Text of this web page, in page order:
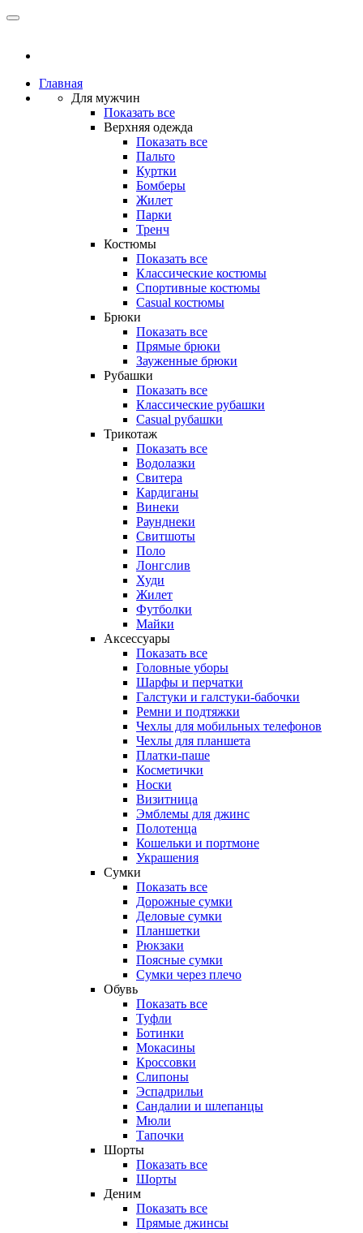
Главная
Для мужчин
Показать все
Верхняя одежда
Показать все
Пальто
Куртки
Бомберы
Жилет
Парки
Тренч
Костюмы
Показать все
Классические костюмы
Спортивные костюмы
Casual костюмы
Брюки
Показать все
Прямые брюки
Зауженные брюки
Рубашки
Показать все
Классические рубашки
Casual рубашки
Трикотаж
Показать все
Водолазки
Свитера
Кардиганы
Винеки
Раунднеки
Свитшоты
Поло
Лонгслив
Худи
Жилет
Футболки
Майки
Аксессуары
Показать все
Головные уборы
Шарфы и перчатки
Галстуки и галстуки-бабочки
Ремни и подтяжки
Чехлы для мобильных телефонов
Чехлы для планшета
Платки-паше
Косметички
Носки
Визитница
Эмблемы для джинс
Полотенца
Кошельки и портмоне
Украшения
Сумки
Показать все
Дорожные сумки
Деловые сумки
Планшетки
Рюкзаки
Поясные сумки
Сумки через плечо
Обувь
Показать все
Туфли
Ботинки
Мокасины
Кроссовки
Слипоны
Эспадрильи
Сандалии и шлепанцы
Мюли
Тапочки
Шорты
Показать все
Шорты
Деним
Показать все
Прямые джинсы